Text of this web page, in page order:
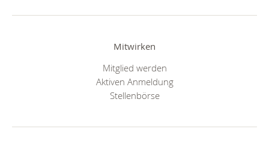
Mitwirken
Mitglied werden
Aktiven Anmeldung
Stellenbörse